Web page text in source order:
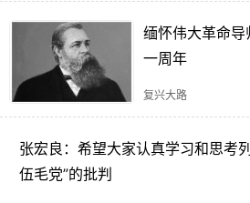
缅怀伟大革命
一周年
复兴大路
张宏良：希望大家认真学习和思考
伍毛党”的批判